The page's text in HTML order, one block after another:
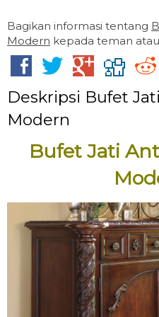
Bagikan informasi tentang
Modern kepada teman
Deskripsi Bufet
Modern
Bufet Jati